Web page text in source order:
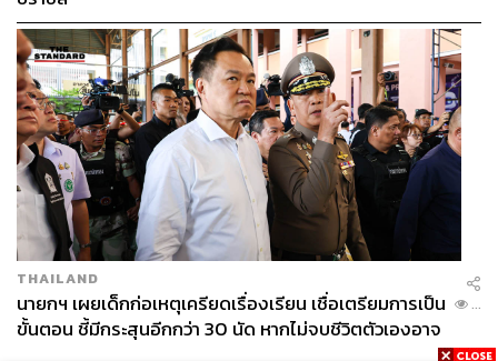
THAILAND
นายกฯ เผยเด็กก่อเหตุเครียดเรื่องเรียน เชื่อเตรียมการเป็น
ขั้นตอน ชี้มีกระสุนอีกกว่า 30 นัด หากไม่จบชีวิตตัวเองอาจ
...